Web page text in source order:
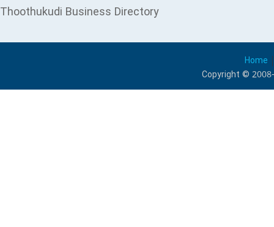
Thoothukudi Business Directory
Home
Copyright ©